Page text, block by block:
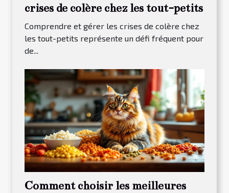
crises de colère chez les tout-petits
Comprendre et gérer les crises de colère chez
les tout-petits représente un défi fréquent pour
de...
Comment choisir les meilleures